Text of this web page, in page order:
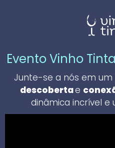
Evento Vinho
Junte-se a nós em
descobertae
dinâmica incrível e